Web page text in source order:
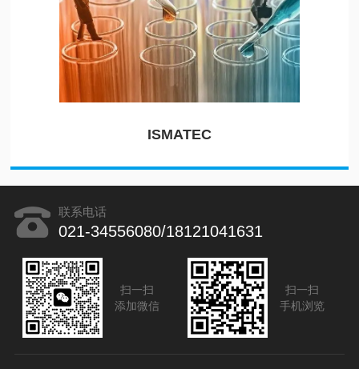
ISMATEC
联系电话
021-34556080/18121041631
扫一扫
添加微信
扫一扫
手机浏览